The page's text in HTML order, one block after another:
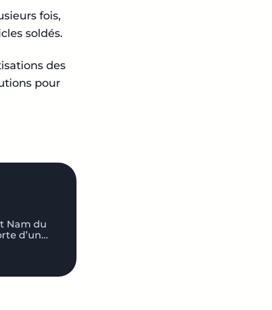
fois,
soldés.
des
pour
Nam du
d’un…